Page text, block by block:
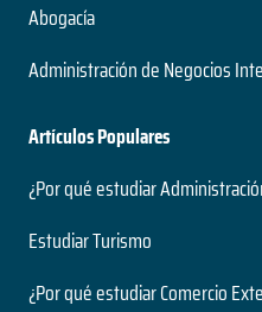
Abogacía
Administración de Negocios
Artículos Populares
¿Por qué estudiar
Estudiar Turismo
¿Por qué estudiar Comercio